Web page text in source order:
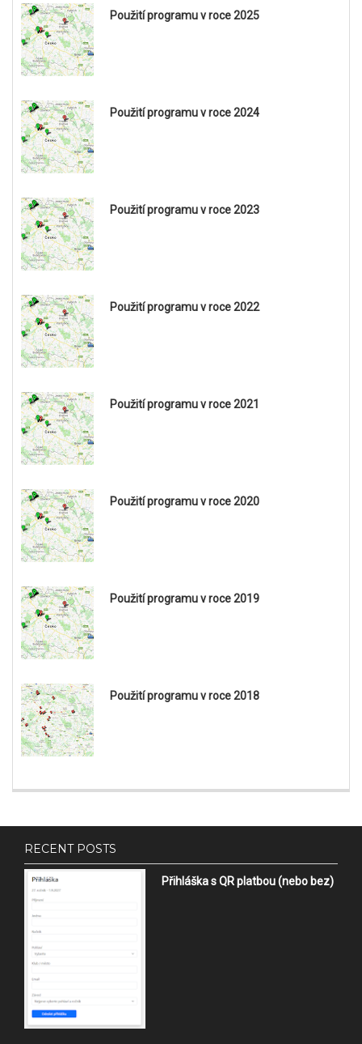
Použití programu v roce 2025
Použití programu v roce 2024
Použití programu v roce 2023
Použití programu v roce 2022
Použití programu v roce 2021
Použití programu v roce 2020
Použití programu v roce 2019
Použití programu v roce 2018
RECENT POSTS
Přihláška s QR platbou (nebo bez)